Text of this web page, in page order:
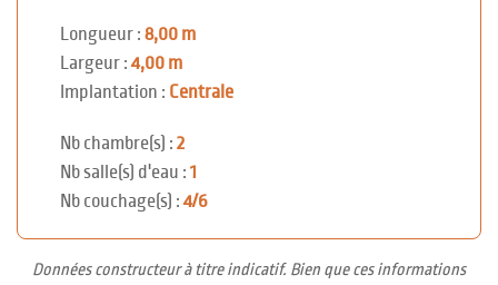
Longueur : 8,00 m
Largeur : 4,00 m
Implantation : Centrale
Nb chambre(s) : 2
Nb salle(s) d'eau : 1
Nb couchage(s) : 4/6
Données constructeur à titre indicatif. Bien que ces informations